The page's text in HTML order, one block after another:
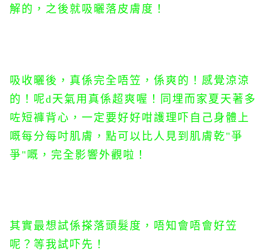
解的，之後就吸曬落皮膚度！
吸收曬後，真係完全唔笠，係爽的！感覺涼涼
的！呢d天氣用真係超爽喔！同埋而家夏天著多
咗短褲背心，一定要好好咁護理吓自己身體上
嘅每分每吋肌膚，點可以比人見到肌膚乾"爭
爭"嘅，完全影響外觀啦！
其實最想試係搽落頭髮度，唔知會唔會好笠
呢？等我試吓先！